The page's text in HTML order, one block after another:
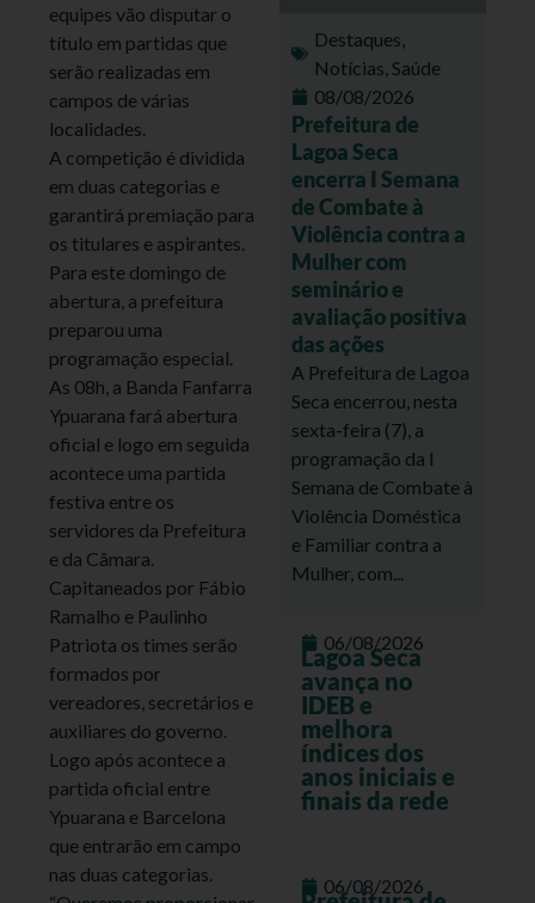
equipes vão disputar o
título em partidas que
serão realizadas em
campos de várias
localidades.
A competição é dividida
em duas categorias e
garantirá premiação para
os titulares e aspirantes.
Para este domingo de
abertura, a prefeitura
preparou uma
programação especial.
As 08h, a Banda Fanfarra
Ypuarana fará abertura
oficial e logo em seguida
acontece uma partida
festiva entre os
servidores da Prefeitura
e da Câmara.
Capitaneados por Fábio
Ramalho e Paulinho
Patriota os times serão
formados por
vereadores, secretários e
auxiliares do governo.
Logo após acontece a
partida oficial entre
Ypuarana e Barcelona
que entrarão em campo
nas duas categorias.
Destaques,
Notícias,Saúde
08/08/2026
Prefeitura de
Lagoa Seca
encerra I Semana
de Combate à
Violência contra a
Mulher com
seminário e
avaliação positiva
das ações
A Prefeitura de Lagoa
Seca encerrou, nesta
sexta-feira (7), a
programação da I
Semana de Combate à
Violência Doméstica
e Familiar contra a
Mulher, com...
06/08/2026
Lagoa Seca
avança no
IDEB e
melhora
índices dos
anos iniciais e
finais da rede
06/08/2026